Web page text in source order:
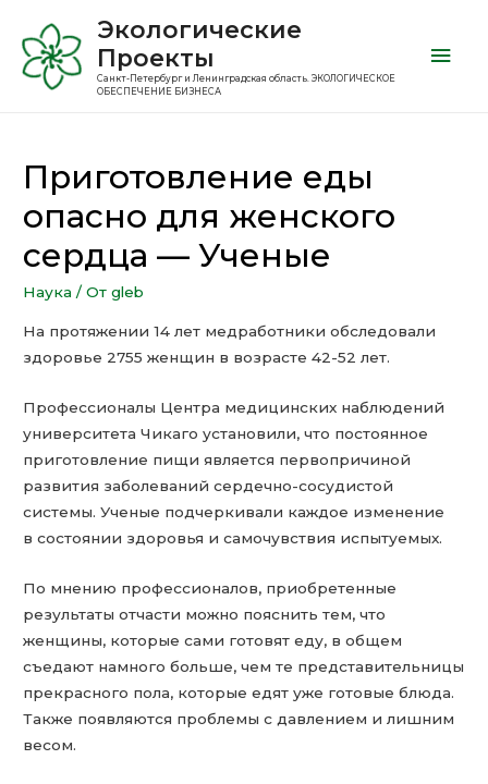
Экологические
Проекты
Санкт-Петербург и Ленинградская область. ЭКОЛОГИЧЕСКОЕ
ОБЕСПЕЧЕНИЕ БИЗНЕСА
Приготовление еды
опасно для женского
сердца — Ученые
Наука / От gleb
На протяжении 14 лет медработники обследовали
здоровье 2755 женщин в возрасте 42-52 лет.
Профессионалы Центра медицинских наблюдений
университета Чикаго установили, что постоянное
приготовление пищи является первопричиной
развития заболеваний сердечно-сосудистой
системы. Ученые подчеркивали каждое изменение
в состоянии здоровья и самочувствия испытуемых.
По мнению профессионалов, приобретенные
результаты отчасти можно пояснить тем, что
женщины, которые сами готовят еду, в общем
съедают намного больше, чем те представительницы
прекрасного пола, которые едят уже готовые блюда.
Также появляются проблемы с давлением и лишним
весом.